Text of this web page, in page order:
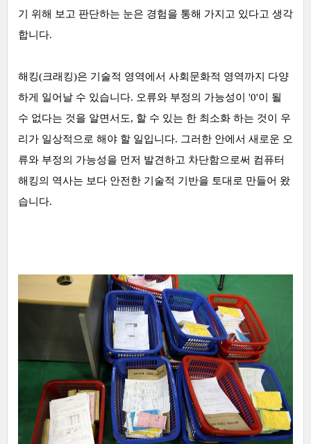
기 위해 보고 판단하는 눈은 경험을 통해 가지고 있다고 생각
합니다.
해킹(크래킹)은 기술적 영역에서 사회문화적 영역까지 다양
하게 일어날 수 있습니다. 오류와 부정의 가능성이 '0'이 될
수 없다는 것을 알면서도, 할 수 있는 한 최소화 하는 것이 우
리가 일상적으로 해야 할 일입니다. 그러한 안에서 새로운 오
류와 부정의 가능성을 먼저 발견하고 차단함으로써 컴퓨터
해킹의 역사는 보다 안전한 기술적 기반을 토대로 만들어 왔
습니다.